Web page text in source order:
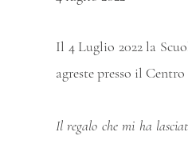
Il 4 Luglio 2022 la
agreste presso il
Il regalo che mi ha